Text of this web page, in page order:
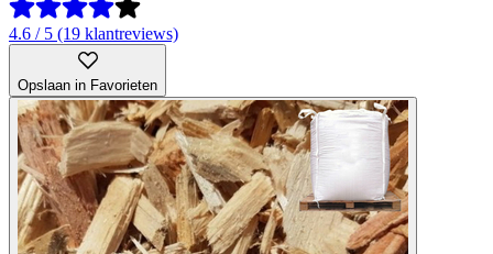
4.6 / 5 (19 klantreviews)
Opslaan in Favorieten